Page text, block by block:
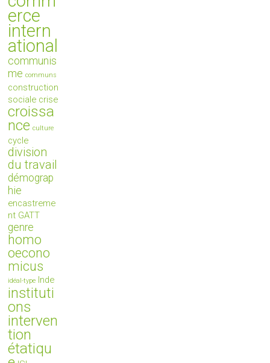
erce
intern
ational
communis
me communs
construction
sociale crise
croissa
nce culture
cycle
division
du travail
démograp
hie
encastreme
nt GATT
genre
homo
oecono
micus
idéal-type Inde
instituti
ons
interven
tion
étatiqu